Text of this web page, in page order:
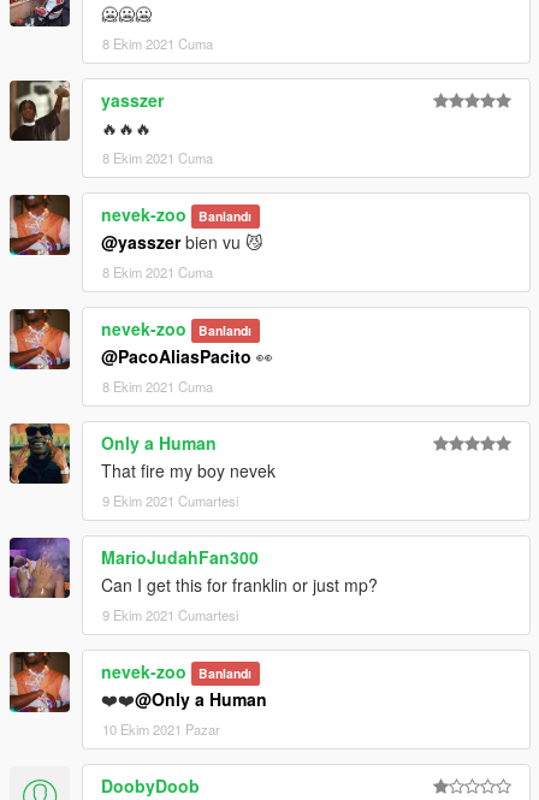
🥶🥶🥶
8 Ekim 2021 Cuma
yasszer
🔥🔥🔥
8 Ekim 2021 Cuma
nevek-zoo Banlandı
@yasszerbien vu 😼
8 Ekim 2021 Cuma
nevek-zoo Banlandı
@PacoAliasPacito 👀
8 Ekim 2021 Cuma
Only a Human
That fire my boy nevek
9 Ekim 2021 Cumartesi
MarioJudahFan300
Can I get this for franklin or just mp?
9 Ekim 2021 Cumartesi
nevek-zoo Banlandı
❤️❤️@Only a Human
10 Ekim 2021 Pazar
DoobyDoob